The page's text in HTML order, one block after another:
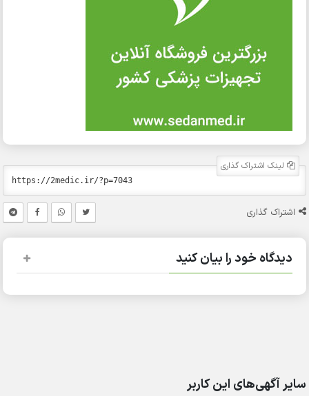
لینک اشتراک گذاری
اشتراک گذاری
دیدگاه خود را بیان کنید
سایر آگهی‌های این کاربر